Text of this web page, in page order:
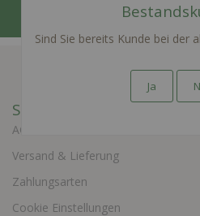
nach Ihren Wünschen
Shop Service
AGB
Versand & Lieferung
Zahlungsarten
Cookie Einstellungen
Sind Sie bereits Kunde bei der
Ja